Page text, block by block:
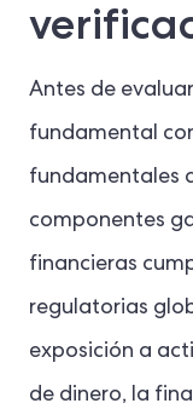
Antes de
fundamental
fundamentales
componentes
financieras
regulatorias
exposición a
de dinero, la